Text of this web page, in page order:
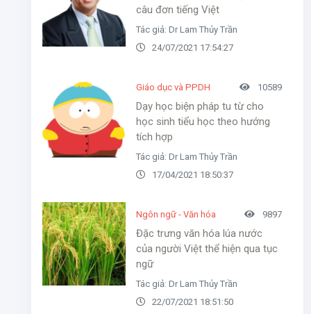
câu đơn tiếng Việt
Tác giả: Dr Lam Thủy Trần
24/07/2021 17:54:27
Giáo dục và PPDH 10589
Dạy học biện pháp tu từ cho
học sinh tiểu học theo hướng
tích hợp
Tác giả: Dr Lam Thủy Trần
17/04/2021 18:50:37
Ngôn ngữ - Văn hóa 9897
Đặc trưng văn hóa lúa nước
của người Việt thể hiện qua tục
ngữ
Tác giả: Dr Lam Thủy Trần
22/07/2021 18:51:50